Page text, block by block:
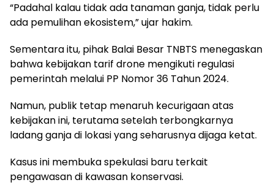
“Padahal kalau tidak ada tanaman ganja, tidak perlu
ada pemulihan ekosistem,” ujar hakim.
Sementara itu, pihak Balai Besar TNBTS menegaskan
bahwa kebijakan tarif drone mengikuti regulasi
pemerintah melalui PP Nomor 36 Tahun 2024.
Namun, publik tetap menaruh kecurigaan atas
kebijakan ini, terutama setelah terbongkarnya
ladang ganja di lokasi yang seharusnya dijaga ketat.
Kasus ini membuka spekulasi baru terkait
pengawasan di kawasan konservasi.